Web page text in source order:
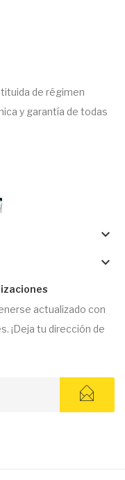
de régimen
y garantía de todas
keyboard_arrow_down
keyboard_arrow_down
actualizado con
¡Deja tu dirección de